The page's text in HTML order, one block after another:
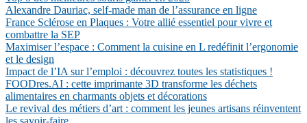
Alexandre Dauriac, self-made man de l’assurance en ligne
France Sclérose en Plaques : Votre allié essentiel pour vivre et
combattre la SEP
Maximiser l’espace : Comment la cuisine en L redéfinit l’ergonomie
et le design
Impact de l’IA sur l’emploi : découvrez toutes les statistiques !
FOODres.AI : cette imprimante 3D transforme les déchets
alimentaires en charmants objets et décorations
Le revival des métiers d’art : comment les jeunes artisans réinventent
les savoir-faire